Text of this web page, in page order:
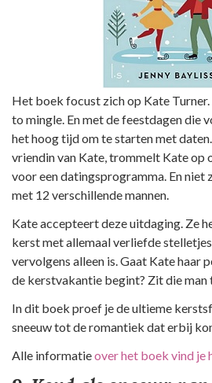
Het boek focust zich op Kate Turner.
to mingle. En met de feestdagen die
het hoog tijd om te starten met
vriendin van Kate, trommelt Kate op
voor een datingsprogramma. En niet
met 12 verschillende mannen.
Kate accepteert deze uitdaging. Ze
kerst met allemaal verliefde
vervolgens alleen is. Gaat Kate haar
de kerstvakantie begint? Zit die man
In dit boek proef je de ultieme
sneeuw tot de romantiek dat erbij
Alle informatieover het boek vind je